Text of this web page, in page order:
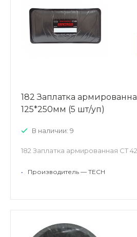
182 Заплатка
125*250мм (5 шт/уп)
В наличии: 9
182 Заплатка армированная СТ
• Производитель — TECH